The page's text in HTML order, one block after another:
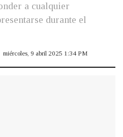
a cualquier
durante el
miércoles, 9 abril 2025 1:34 PM